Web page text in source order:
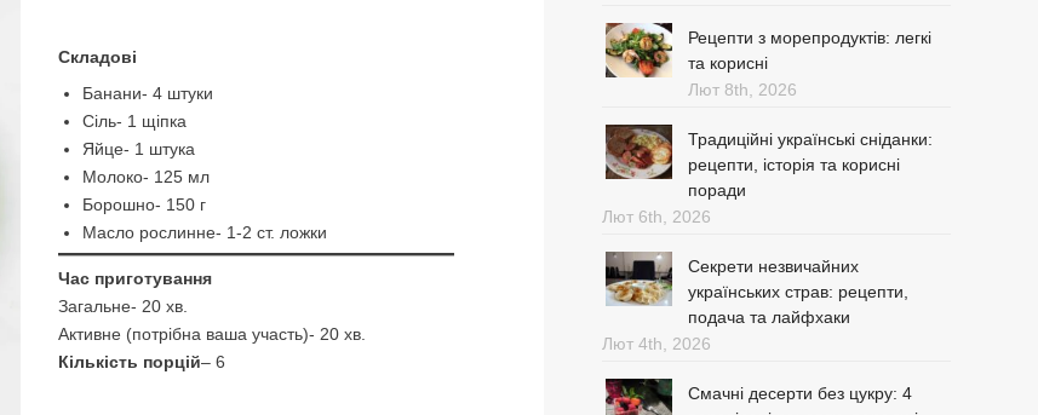
Складові
Банани- 4 штуки
Сіль- 1 щіпка
Яйце- 1 штука
Молоко- 125 мл
Борошно- 150 г
Масло рослинне- 1-2 ст. ложки
Час приготування
Загальне- 20 хв.
Активне (потрібна ваша участь)- 20 хв.
Кількість порцій– 6
Рецепти з морепродуктів: легкі
та корисні
Лют 8th, 2026
Традиційні українські сніданки:
рецепти, історія та корисні
поради
Лют 6th, 2026
Секрети незвичайних
українських страв: рецепти,
подача та лайфхаки
Лют 4th, 2026
Смачні десерти без цукру: 4